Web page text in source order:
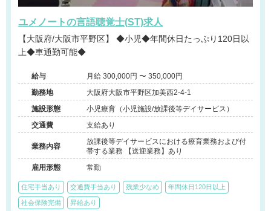
ユメノートの言語聴覚士(ST)求人
【大阪府/大阪市平野区】 ◆小児◆年間休日たっぷり120日以
上◆車通勤可能◆
給与
月給 300,000円 〜 350,000円
勤務地
大阪府大阪市平野区加美西2-4-1
施設形態
小児療育（小児施設/放課後等デイサービス）
交通費
支給あり
業務内容
放課後等デイサービスにおける療育業務および付
帯する業務 【送迎業務】あり
雇用形態
常勤
住宅手当あり 交通費手当あり 残業少なめ 年間休日120日以上
社会保険完備 昇給あり